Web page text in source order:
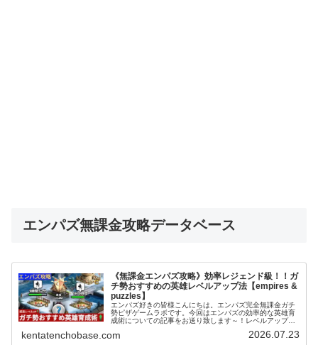
エンパズ無課金攻略データベース
《無課金エンパズ攻略》効率レジェンド級！！ガ
チ勢おすすめの英雄レベルアップ法【empires &
puzzles】
エンパズ好きの皆様こんにちは。エンパズ完全無課金ガチ
勢ピザゲームラボです。今回はエンパズの効率的な英雄育
成術についての記事をお送り致します～！レベルアップ効
window.adsbygoo...
kentatenchobase.com 2026.07.23